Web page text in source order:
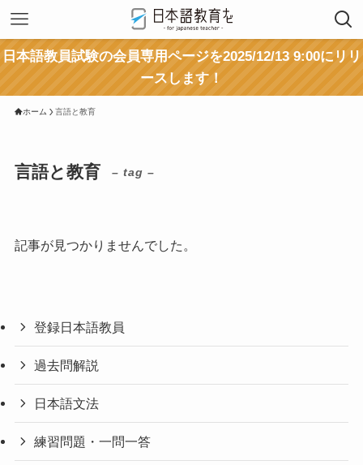
日本語教員試験の会員専用ページを2025/12/13 9:00にリリ
ースします！
ホーム 言語と教育
言語と教育 – tag –
記事が見つかりませんでした。
登録日本語教員
過去問解説
日本語文法
練習問題・一問一答